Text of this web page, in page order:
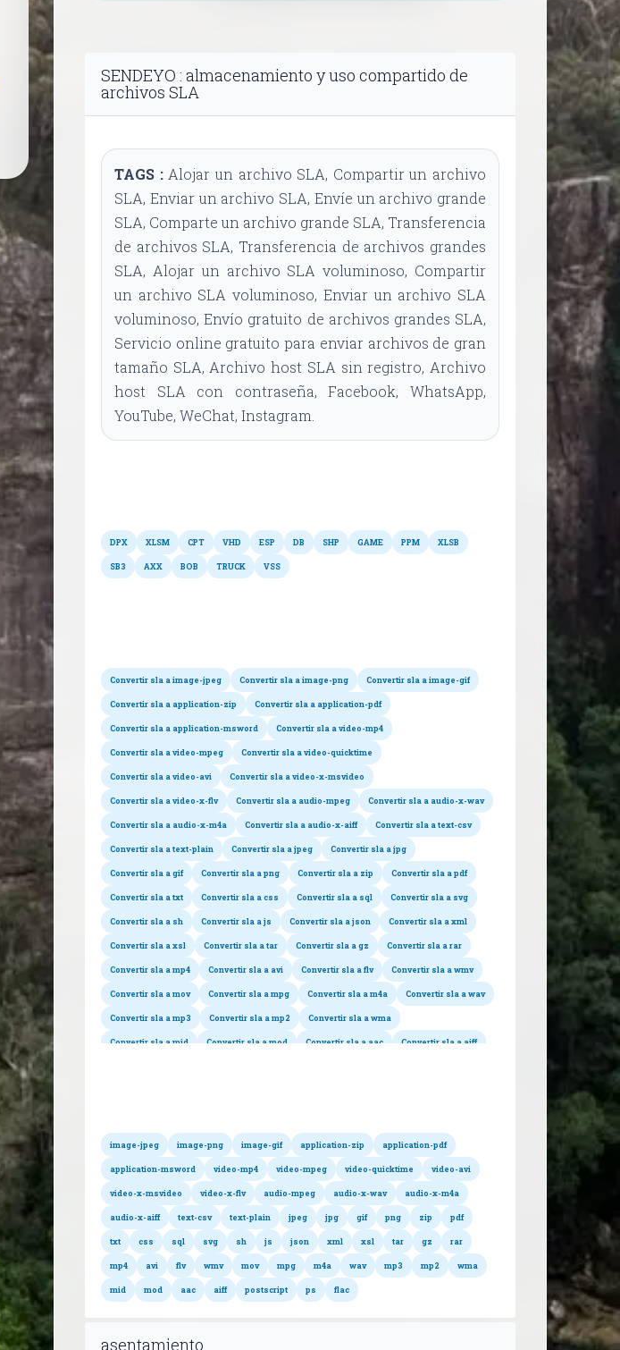
SENDEYO : almacenamiento y uso compartido de
archivos SLA
TAGS :Alojar un archivo SLA, Compartir un archivo
SLA, Enviar un archivo SLA, Envíe un archivo grande
SLA, Comparte un archivo grande SLA, Transferencia
de archivos SLA, Transferencia de archivos grandes
SLA, Alojar un archivo SLA voluminoso, Compartir
un archivo SLA voluminoso, Enviar un archivo SLA
voluminoso, Envío gratuito de archivos grandes SLA,
Servicio online gratuito para enviar archivos de gran
tamaño SLA, Archivo host SLA sin registro, Archivo
host SLA con contraseña, Facebook, WhatsApp,
YouTube, WeChat, Instagram.
DPX XLSM CPT VHD ESP DB SHP GAME PPM XLSB
SB3 AXX BOB TRUCK VSS
Convertir sla a image-jpeg Convertir sla a image-png Convertir sla a image-gif
Convertir sla a application-zip Convertir sla a application-pdf
Convertir sla a application-msword Convertir sla a video-mp4
Convertir sla a video-mpeg Convertir sla a video-quicktime
Convertir sla a video-avi Convertir sla a video-x-msvideo
Convertir sla a video-x-flv Convertir sla a audio-mpeg Convertir sla a audio-x-wav
Convertir sla a audio-x-m4a Convertir sla a audio-x-aiff Convertir sla a text-csv
Convertir sla a text-plain Convertir sla a jpeg Convertir sla a jpg
Convertir sla a gif Convertir sla a png Convertir sla a zip Convertir sla a pdf
Convertir sla a txt Convertir sla a css Convertir sla a sql Convertir sla a svg
Convertir sla a sh Convertir sla a js Convertir sla a json Convertir sla a xml
Convertir sla a xsl Convertir sla a tar Convertir sla a gz Convertir sla a rar
Convertir sla a mp4 Convertir sla a avi Convertir sla a flv Convertir sla a wmv
Convertir sla a mov Convertir sla a mpg Convertir sla a m4a Convertir sla a wav
Convertir sla a mp3 Convertir sla a mp2 Convertir sla a wma
Convertir sla a mid Convertir sla a mod Convertir sla a aac Convertir sla a aiff
image-jpeg image-png image-gif application-zip application-pdf
application-msword video-mp4 video-mpeg video-quicktime video-avi
video-x-msvideo video-x-flv audio-mpeg audio-x-wav audio-x-m4a
audio-x-aiff text-csv text-plain jpeg jpg gif png zip pdf
txt css sql svg sh js json xml xsl tar gz rar
mp4 avi flv wmv mov mpg m4a wav mp3 mp2 wma
mid mod aac aiff postscript ps flac
asentamiento